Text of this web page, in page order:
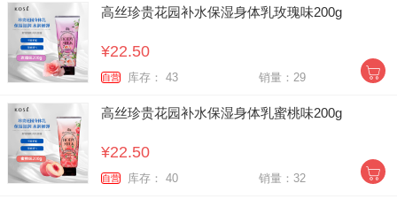
高丝珍贵花园补水保湿身体乳玫瑰味200g
¥22.50
自营 库存： 43 销量：29
高丝珍贵花园补水保湿身体乳蜜桃味200g
¥22.50
自营 库存： 40 销量：32